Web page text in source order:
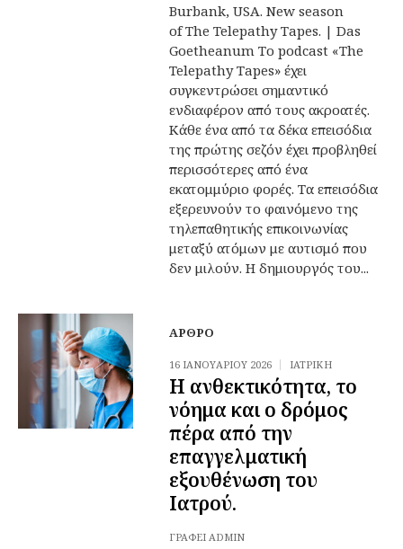
Burbank, USA. New season
of The Telepathy Tapes. | Das
Goetheanum Το podcast «The
Telepathy Tapes» έχει
συγκεντρώσει σημαντικό
ενδιαφέρον από τους ακροατές.
Κάθε ένα από τα δέκα επεισόδια
της πρώτης σεζόν έχει προβληθεί
περισσότερες από ένα
εκατομμύριο φορές. Τα επεισόδια
εξερευνούν το φαινόμενο της
τηλεπαθητικής επικοινωνίας
μεταξύ ατόμων με αυτισμό που
δεν μιλούν. Η δημιουργός του...
ΆΡΘΡΟ
16 ΙΑΝΟΥΑΡΊΟΥ 2026 ΙΑΤΡΙΚΉ
Η ανθεκτικότητα, το
νόημα και ο δρόμος
πέρα από την
επαγγελματική
εξουθένωση του
Ιατρού.
ΓΡΆΦΕΙ ADMIN